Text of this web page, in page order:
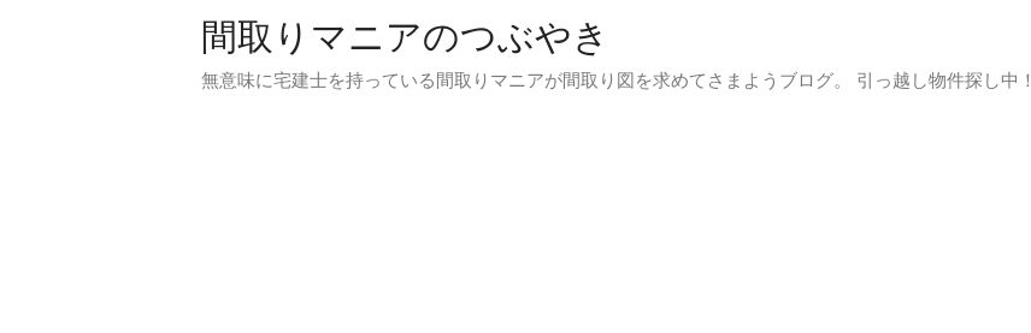
間取りマニアのつぶやき
無意味に宅建士を持っている間取りマニアが間取り図を求めてさまようブログ。 引っ越し物件探し中！